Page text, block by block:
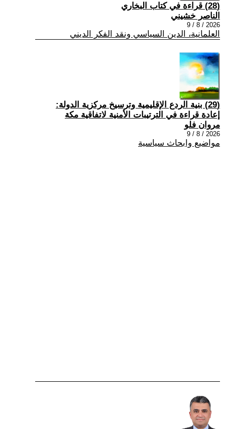
(28) قراءة في كتاب البخاري
الناصر خشيني
2026 / 8 / 9
العلمانية، الدين السياسي ونقد الفكر الديني
(29) بنية الردع الإقليمية وترسيخ مركزية الدولة:
إعادة قراءة في الترتيبات الأمنية لاتفاقية مكة
مروان فلو
2026 / 8 / 9
مواضيع وابحاث سياسية